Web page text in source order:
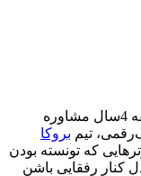
من، احسان جلالی دانشجوی پزشکی، با سابقه 4سال مشاوره
بروکا
که تونسته بودن
کنار رفقایی باشن